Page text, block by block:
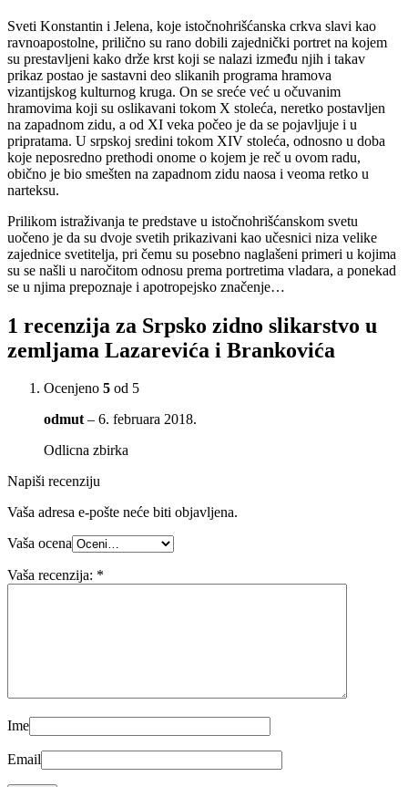
Sveti Konstantin i Jelena, koje istočnohrišćanska crkva slavi kao
ravnoapostolne, prilično su rano dobili zajednički portret na kojem
su prestavljeni kako drže krst koji se nalazi između njih i takav
prikaz postao je sastavni deo slikanih programa hramova
vizantijskog kulturnog kruga. On se sreće već u očuvanim
hramovima koji su oslikavani tokom X stoleća, neretko postavljen
na zapadnom zidu, a od XI veka počeo je da se pojavljuje i u
pripratama. U srpskoj sredini tokom XIV stoleća, odnosno u doba
koje neposredno prethodi onome o kojem je reč u ovom radu,
obično je bio smešten na zapadnom zidu naosa i veoma retko u
narteksu.
Prilikom istraživanja te predstave u istočnohrišćanskom svetu
uočeno je da su dvoje svetih prikazivani kao učesnici niza velike
zajednice svetitelja, pri čemu su posebno naglašeni primeri u kojima
su se našli u naročitom odnosu prema portretima vladara, a ponekad
se u njima prepoznaje i apotropejsko značenje…
1 recenzija za Srpsko zidno slikarstvo u
zemljama Lazarevića i Brankovića
Ocenjeno 5 od 5
odmut– 6. februara 2018.
Odlicna zbirka
Napiši recenziju
Vaša adresa e-pošte neće biti objavljena.
Vaša ocena
Vaša recenzija: *
Ime
Email